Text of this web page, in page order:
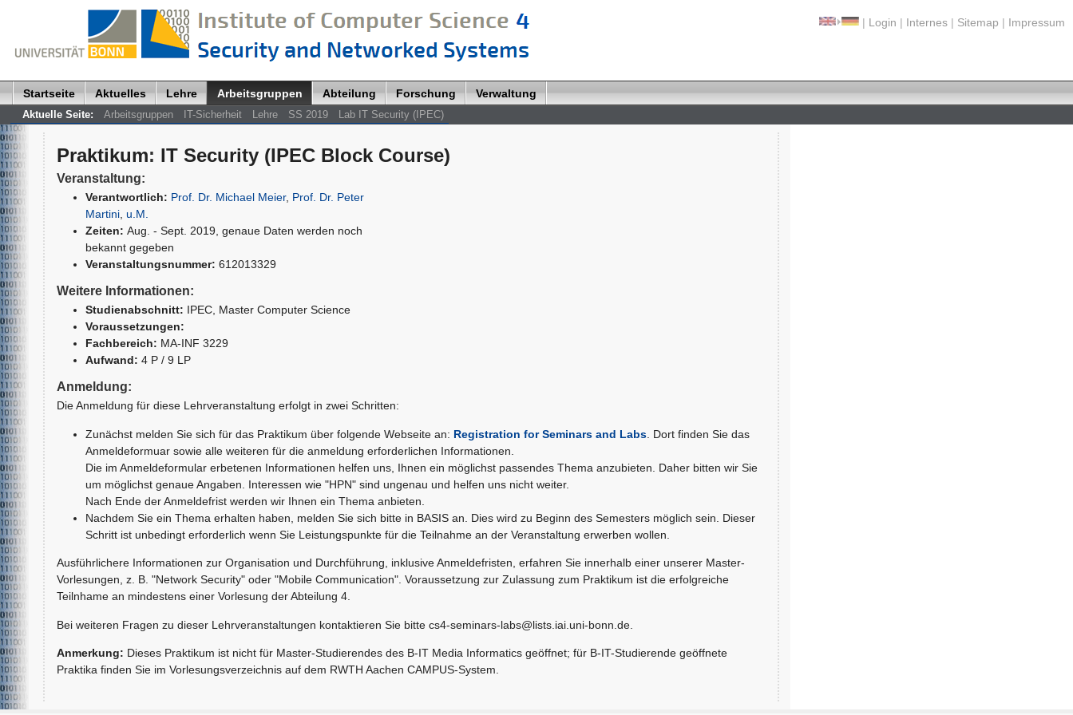
| Login | Internes | Sitemap | Impressum
Startseite Aktuelles Lehre Arbeitsgruppen Abteilung Forschung Verwaltung
Aktuelle Seite: Arbeitsgruppen IT-Sicherheit Lehre SS 2019 Lab IT Security (IPEC)
Praktikum: IT Security (IPEC Block Course)
Veranstaltung:
Verantwortlich: Prof. Dr. Michael Meier, Prof. Dr. Peter
Martini, u.M.
Zeiten: Aug. - Sept. 2019, genaue Daten werden noch
bekannt gegeben
Veranstaltungsnummer: 612013329
Weitere Informationen:
Studienabschnitt: IPEC, Master Computer Science
Voraussetzungen:
Fachbereich: MA-INF 3229
Aufwand: 4 P / 9 LP
Anmeldung:
Die Anmeldung für diese Lehrveranstaltung erfolgt in zwei Schritten:
Zunächst melden Sie sich für das Praktikum über folgende Webseite an: Registration for Seminars and Labs. Dort finden Sie das
Anmeldeformuar sowie alle weiteren für die anmeldung erforderlichen Informationen.
Die im Anmeldeformular erbetenen Informationen helfen uns, Ihnen ein möglichst passendes Thema anzubieten. Daher bitten wir Sie
um möglichst genaue Angaben. Interessen wie "HPN" sind ungenau und helfen uns nicht weiter.
Nach Ende der Anmeldefrist werden wir Ihnen ein Thema anbieten.
Nachdem Sie ein Thema erhalten haben, melden Sie sich bitte in BASIS an. Dies wird zu Beginn des Semesters möglich sein. Dieser
Schritt ist unbedingt erforderlich wenn Sie Leistungspunkte für die Teilnahme an der Veranstaltung erwerben wollen.
Ausführlichere Informationen zur Organisation und Durchführung, inklusive Anmeldefristen, erfahren Sie innerhalb einer unserer Master-
Vorlesungen, z. B. "Network Security" oder "Mobile Communication". Voraussetzung zur Zulassung zum Praktikum ist die erfolgreiche
Teilnhame an mindestens einer Vorlesung der Abteilung 4.
Bei weiteren Fragen zu dieser Lehrveranstaltungen kontaktieren Sie bitte cs4-seminars-labs@lists.iai.uni-bonn.de.
Anmerkung: Dieses Praktikum ist nicht für Master-Studierendes des B-IT Media Informatics geöffnet; für B-IT-Studierende geöffnete
Praktika finden Sie im Vorlesungsverzeichnis auf dem RWTH Aachen CAMPUS-System.